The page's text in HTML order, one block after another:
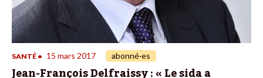
SANTÉ • 15 mars 2017 abonné·es
Jean-François Delfraissy : « Le sida a